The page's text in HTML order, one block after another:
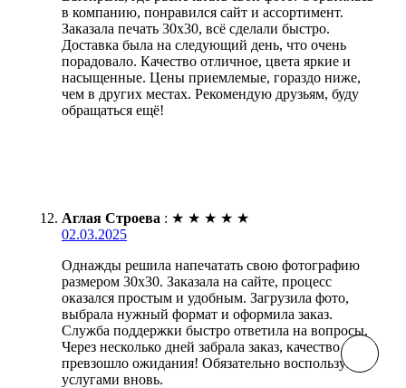
в компанию, понравился сайт и ассортимент.
Заказала печать 30х30, всё сделали быстро.
Доставка была на следующий день, что очень
порадовало. Качество отличное, цвета яркие и
насыщенные. Цены приемлемые, гораздо ниже,
чем в других местах. Рекомендую друзьям, буду
обращаться ещё!
Аглая Строева : ★ ★ ★ ★ ★
02.03.2025
Однажды решила напечатать свою фотографию
размером 30х30. Заказала на сайте, процесс
оказался простым и удобным. Загрузила фото,
выбрала нужный формат и оформила заказ.
Служба поддержки быстро ответила на вопросы.
Через несколько дней забрала заказ, качество
превзошло ожидания! Обязательно воспользуюсь
услугами вновь.